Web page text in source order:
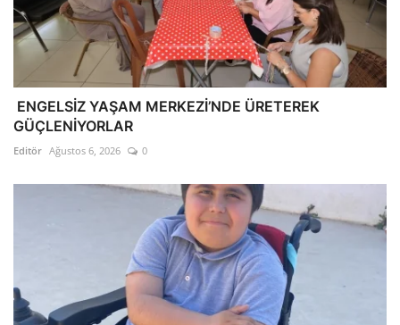
ENGELSİZ YAŞAM MERKEZİ’NDE ÜRETEREK
GÜÇLENİYORLAR
Editör Ağustos 6, 2026 0